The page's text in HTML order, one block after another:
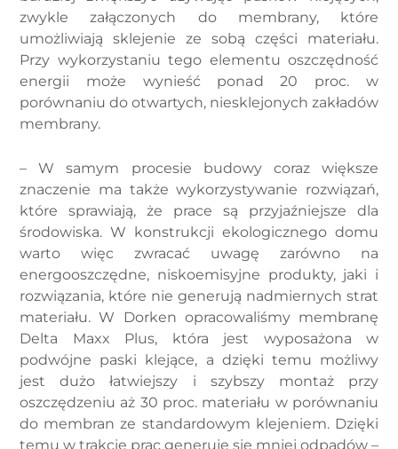
zwykle załączonych do membrany, które
umożliwiają sklejenie ze sobą części materiału.
Przy wykorzystaniu tego elementu oszczędność
energii może wynieść ponad 20 proc. w
porównaniu do otwartych, niesklejonych zakładów
membrany.
– W samym procesie budowy coraz większe
znaczenie ma także wykorzystywanie rozwiązań,
które sprawiają, że prace są przyjaźniejsze dla
środowiska. W konstrukcji ekologicznego domu
warto więc zwracać uwagę zarówno na
energooszczędne, niskoemisyjne produkty, jaki i
rozwiązania, które nie generują nadmiernych strat
materiału. W Dorken opracowaliśmy membranę
Delta Maxx Plus, która jest wyposażona w
podwójne paski klejące, a dzięki temu możliwy
jest dużo łatwiejszy i szybszy montaż przy
oszczędzeniu aż 30 proc. materiału w porównaniu
do membran ze standardowym klejeniem. Dzięki
temu w trakcie prac generuje się mniej odpadów –